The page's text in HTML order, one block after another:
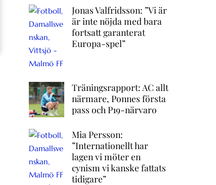
Jonas Valfridsson: ”Vi är
är inte nöjda med bara
fortsatt garanterat
Europa-spel”
Träningsrapport: AC allt
närmare, Ponnes första
pass och P19-närvaro
Mia Persson:
”Internationellt har
lagen vi möter en
cynism vi kanske fattats
tidigare”